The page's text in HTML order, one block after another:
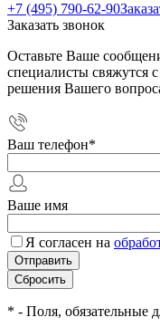
+7 (495) 790-62-90
Заказать звонок
Оставьте Ваше
специалисты свяжутся
решения Вашего
Ваш телефон*
Ваше имя
Я согласен на
* - Поля, обязательные